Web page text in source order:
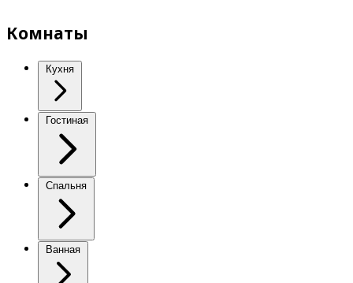
Комнаты
Кухня
Гостиная
Спальня
Ванная